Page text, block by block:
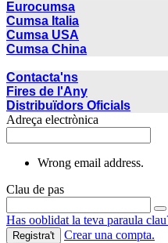
Eurocumsa
Cumsa Italia
Cumsa USA
Cumsa China
Contacta'ns
Fires de l'Any
Distribuïdors Oficials
Adreça electrònica
Wrong email address.
Clau de pas
Has ooblidat la teva paraula
Registra't
Crear una compta.